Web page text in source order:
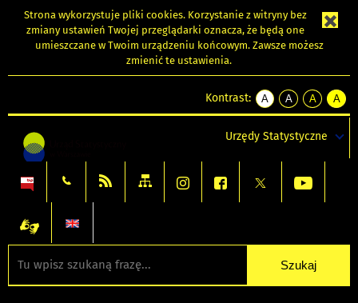
Strona wykorzystuje pliki cookies. Korzystanie z witryny bez
zmiany ustawień Twojej przeglądarki oznacza, że będą one
umieszczane w Twoim urządzeniu końcowym. Zawsze możesz
zmienić te ustawienia.
Kontrast:
A
kontrast
A
kontrast
tekst
czarnym
A
kontrast
tekst
czarnym
A
tekst
żółtym
Urzędy Statystyczne